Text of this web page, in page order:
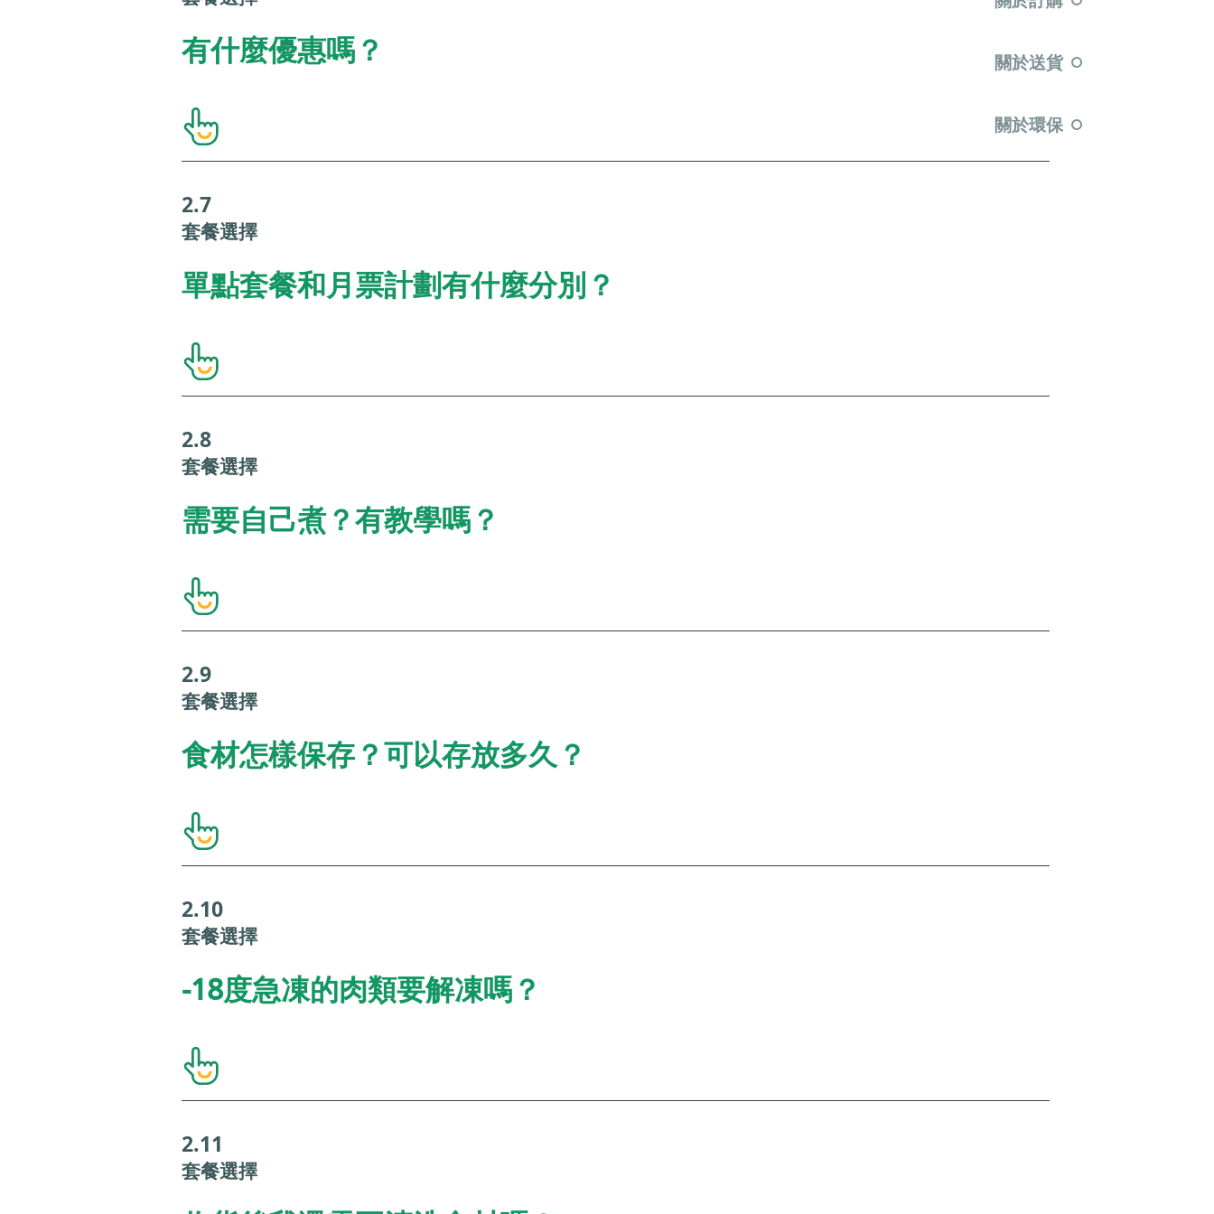
關於送貨
關於環保
有什麼優惠嗎？
2.7
套餐選擇
單點套餐和月票計劃有什麼分別？
2.8
套餐選擇
需要自己煮？有教學嗎？
2.9
套餐選擇
食材怎樣保存？可以存放多久？
2.10
套餐選擇
-18度急凍的肉類要解凍嗎？
2.11
套餐選擇